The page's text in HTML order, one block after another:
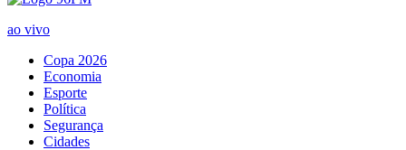
ao vivo
Copa 2026
Economia
Esporte
Política
Segurança
Cidades